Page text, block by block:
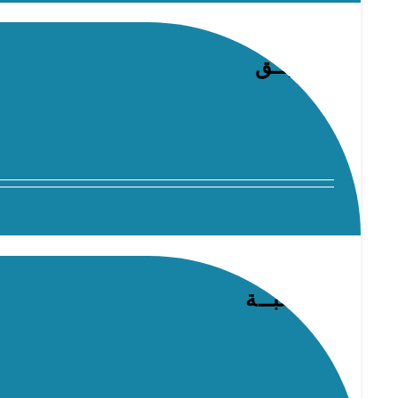
تسويــق
محاسبــة